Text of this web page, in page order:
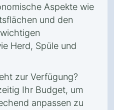
Aspekte wie
und den
Herd, Spüle und
zur Verfügung?
Ihr Budget, um
anpassen zu